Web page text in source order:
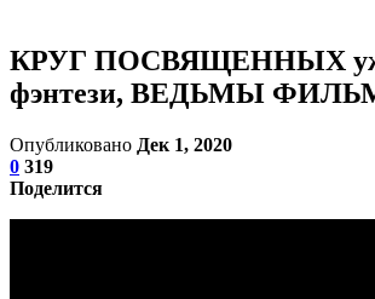
КРУГ ПОСВЯЩЕННЫХ
фэнтези, ВЕДЬМЫ
Опубликовано Дек 1, 2020
0 319
Поделится